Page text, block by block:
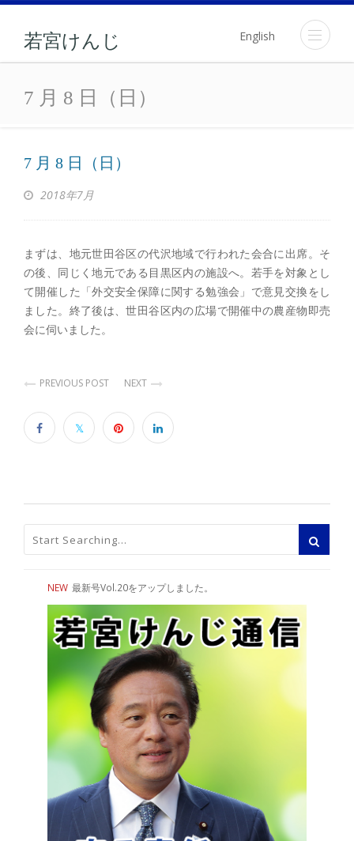
若宮けんじ English
7 月 8 日（日）
7 月 8 日（日）
7 月 8 日（日）
2018年7月
まずは、地元世田谷区の代沢地域で行われた会合に出席。そ
の後、同じく地元である目黒区内の施設へ。若手を対象とし
て開催した「外交安全保障に関する勉強会」で意見交換をし
ました。終了後は、世田谷区内の広場で開催中の農産物即売
会に伺いました。
PREVIOUS POST NEXT
NEW 最新号Vol.20をアップしました。